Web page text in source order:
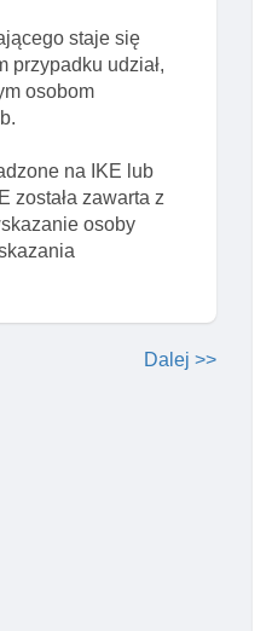
staje się
przypadku udział,
osobom
na IKE lub
została zawarta z
osoby
Dalej >>